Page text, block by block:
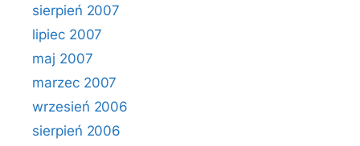
sierpień 2007
lipiec 2007
maj 2007
marzec 2007
wrzesień 2006
sierpień 2006